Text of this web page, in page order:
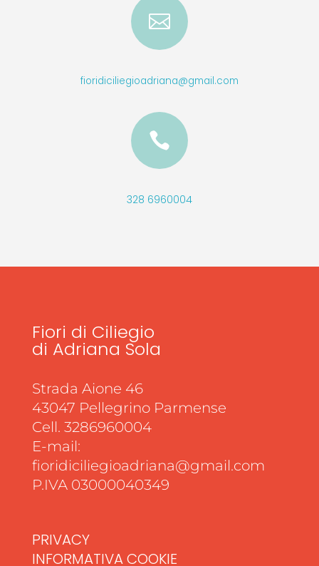

fioridiciliegioadriana@gmail.com

328 6960004
Fiori di Ciliegio
di Adriana Sola
Strada Aione 46
43047 Pellegrino Parmense
Cell. 3286960004
E-mail:
fioridiciliegioadriana@gmail.com
P.IVA 03000040349
PRIVACY
INFORMATIVA COOKIE